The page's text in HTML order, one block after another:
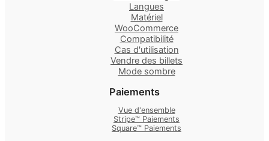
Langues
Matériel
WooCommerce
Compatibilité
Cas d'utilisation
Vendre des billets
Mode sombre
Paiements
Vue d'ensemble
Stripe™ Paiements
Square™ Paiements